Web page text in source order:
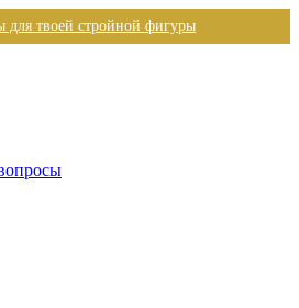
для твоей стройной фигуры